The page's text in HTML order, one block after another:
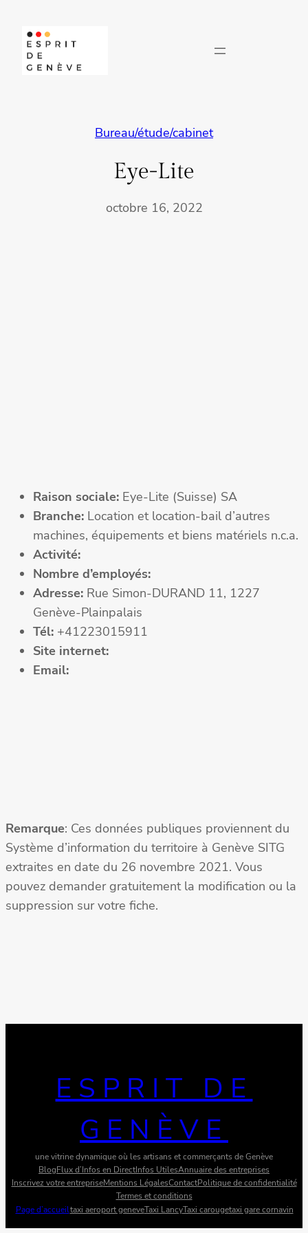
contenu
Bureau/étude/cabinet
Eye-Lite
octobre 16, 2022
Raison sociale: Eye-Lite (Suisse) SA
Branche: Location et location-bail d’autres
machines, équipements et biens matériels n.c.a.
Activité:
Nombre d’employés:
Adresse: Rue Simon-DURAND 11, 1227
Genève-Plainpalais
Tél: +41223015911
Site internet:
Email:
Remarque: Ces données publiques proviennent du
Système d’information du territoire à Genève SITG
extraites en date du 26 novembre 2021. Vous
pouvez demander gratuitement la modification ou la
suppression sur votre fiche.
ESPRIT DE
GENÈVE
une vitrine dynamique où les artisans et commerçants de Genève
BlogFlux d’Infos en DirectInfos UtilesAnnuaire des entreprises
Inscrivez votre entrepriseMentions LégalesContactPolitique de confidentialité
Termes et conditions
Page d’accueiltaxi aeroport geneveTaxi LancyTaxi carougetaxi gare cornavin